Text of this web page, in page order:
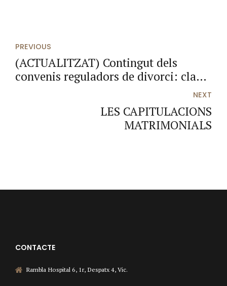
PREVIOUS
(ACTUALITZAT) Contingut dels
convenis reguladors de divorci: claus
NEXT
LES CAPITULACIONS
MATRIMONIALS
CONTACTE
Rambla Hospital 6, 1r, Despatx 4, Vic.